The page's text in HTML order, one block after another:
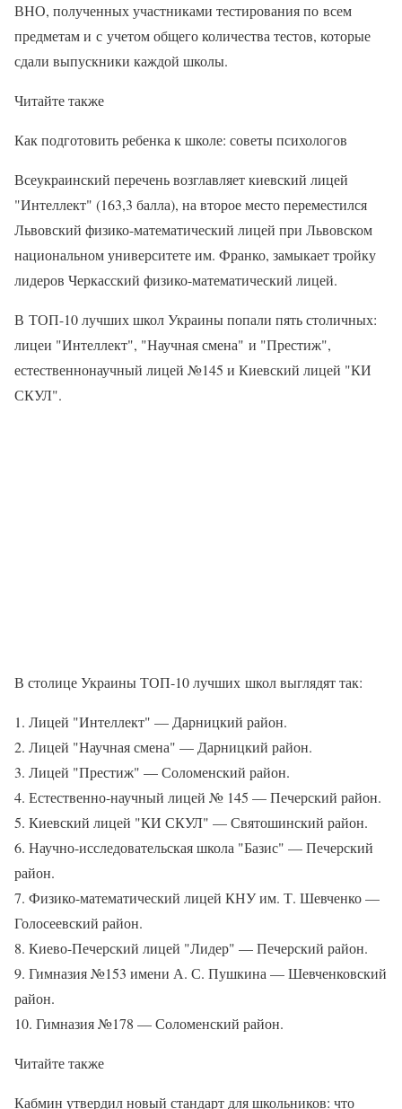
ВНО, полученных участниками тестирования по всем
предметам и с учетом общего количества тестов, которые
сдали выпускники каждой школы.
Читайте также
Как подготовить ребенка к школе: советы психологов
Всеукраинский перечень возглавляет киевский лицей
"Интеллект" (163,3 балла), на второе место переместился
Львовский физико-математический лицей при Львовском
национальном университете им. Франко, замыкает тройку
лидеров Черкасский физико-математический лицей.
В ТОП-10 лучших школ Украины попали пять столичных:
лицеи "Интеллект", "Научная смена" и "Престиж",
естественнонаучный лицей №145 и Киевский лицей "КИ
СКУЛ".
В столице Украины ТОП-10 лучших школ выглядят так:
1. Лицей "Интеллект" — Дарницкий район.
2. Лицей "Научная смена" — Дарницкий район.
3. Лицей "Престиж" — Соломенский район.
4. Естественно-научный лицей № 145 — Печерский район.
5. Киевский лицей "КИ СКУЛ" — Святошинский район.
6. Научно-исследовательская школа "Базис" — Печерский
район.
7. Физико-математический лицей КНУ им. Т. Шевченко —
Голосеевский район.
8. Киево-Печерский лицей "Лидер" — Печерский район.
9. Гимназия №153 имени А. С. Пушкина — Шевченковский
район.
10. Гимназия №178 — Соломенский район.
Читайте также
Кабмин утвердил новый стандарт для школьников: что